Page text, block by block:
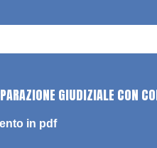
GIUDIZIALE CON
in pdf